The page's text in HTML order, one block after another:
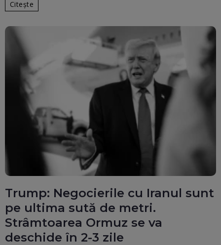
Citește
Trump: Negocierile cu Iranul sunt
pe ultima sută de metri.
Strâmtoarea Ormuz se va
deschide în 2-3 zile